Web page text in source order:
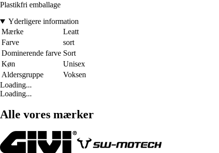
Plastikfri emballage
Yderligere information
Mærke
Leatt
Farve
sort
Dominerende farve Sort
Køn
Unisex
Aldersgruppe
Voksen
Loading...
Loading...
Alle vores mærker